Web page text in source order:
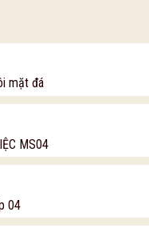
mặt đá
MS04
04